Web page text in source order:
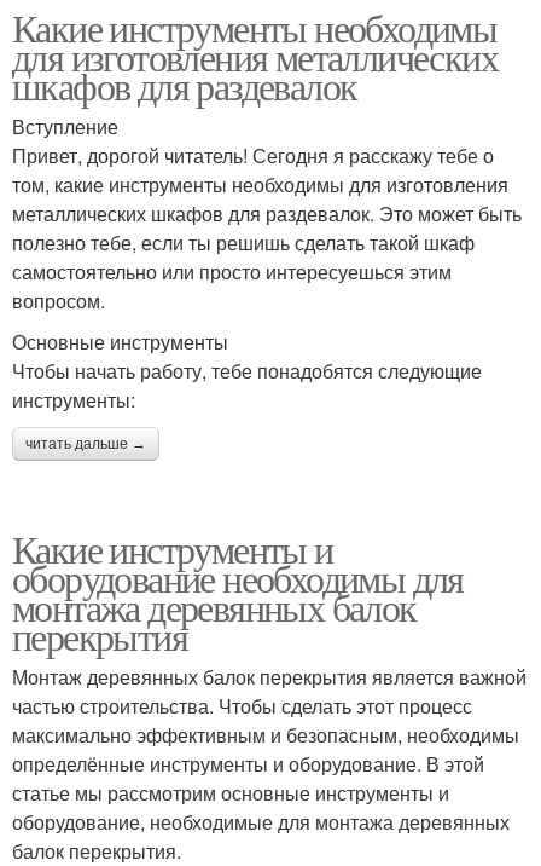
Какие инструменты необходимы
для изготовления металлических
шкафов для раздевалок
Вступление
Привет, дорогой читатель! Сегодня я расскажу тебе о
том, какие инструменты необходимы для изготовления
металлических шкафов для раздевалок. Это может быть
полезно тебе, если ты решишь сделать такой шкаф
самостоятельно или просто интересуешься этим
вопросом.
Основные инструменты
Чтобы начать работу, тебе понадобятся следующие
инструменты:
читать дальше →
Какие инструменты и
оборудование необходимы для
монтажа деревянных балок
перекрытия
Монтаж деревянных балок перекрытия является важной
частью строительства. Чтобы сделать этот процесс
максимально эффективным и безопасным, необходимы
определённые инструменты и оборудование. В этой
статье мы рассмотрим основные инструменты и
оборудование, необходимые для монтажа деревянных
балок перекрытия.